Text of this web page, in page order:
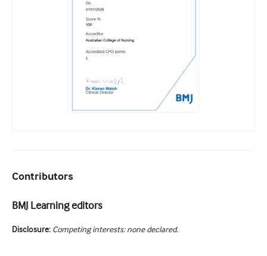
Contributors
BMJ Learning editors
Disclosure: Competing interests: none declared.